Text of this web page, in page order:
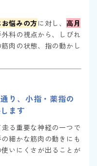
悩みの方 に対し、 高月
外科の視点から、しびれ
肉の状態、指の動かし
り、小指・薬指の
ます
る重要な神経の一つで
細かな筋肉の動きにも
いにくさが出ることが